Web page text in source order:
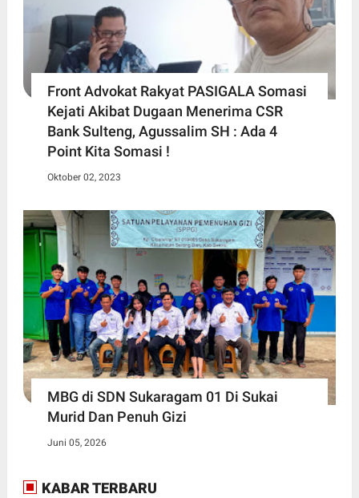
Front Advokat Rakyat PASIGALA Somasi
Kejati Akibat Dugaan Menerima CSR
Bank Sulteng, Agussalim SH : Ada 4
Point Kita Somasi !
Oktober 02, 2023
MBG di SDN Sukaragam 01 Di Sukai
Murid Dan Penuh Gizi
Juni 05, 2026
KABAR TERBARU